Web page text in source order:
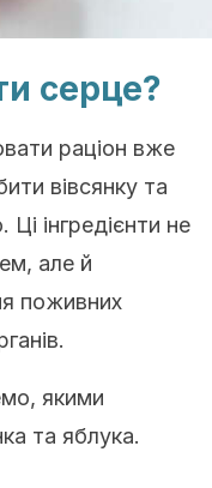
серце?
раціон вже
вівсянку та
інгредієнти не
але й
поживних
якими
та яблука.